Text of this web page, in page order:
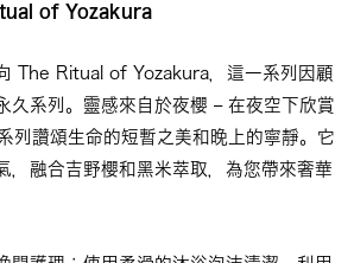
of Yozakura
The Ritual of Yozakura，這一系列因顧
久系列。靈感來自於夜櫻 – 在夜空下欣賞
列讚頌生命的短暫之美和晚上的寧靜。它
，融合吉野櫻和黑米萃取，為您帶來奢華